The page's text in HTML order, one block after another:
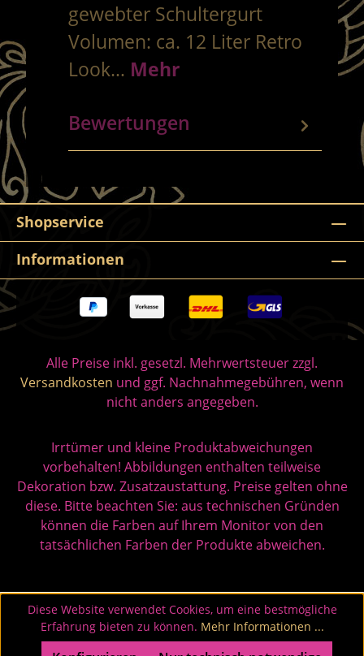
gewebter Schultergurt
Volumen: ca. 12 Liter Retro
Look… Mehr
Bewertungen
Shopservice
Informationen
Alle Preise inkl. gesetzl. Mehrwertsteuer zzgl.
Versandkosten und ggf. Nachnahmegebühren, wenn
nicht anders angegeben.
Irrtümer und kleine Produktabweichungen
vorbehalten! Abbildungen enthalten teilweise
Dekoration bzw. Zusatzaustattung. Preise gelten ohne
diese. Bitte beachten Sie: aus technischen Gründen
können die Farben auf Ihrem Monitor von den
tatsächlichen Farben der Produkte abweichen.
Diese Website verwendet Cookies, um eine bestmögliche
Erfahrung bieten zu können. Mehr Informationen ...